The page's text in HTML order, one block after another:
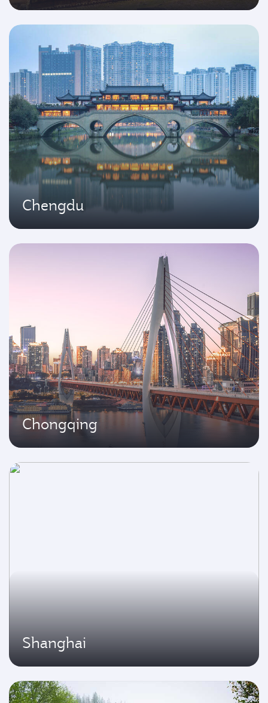
Chengdu
Chongqing
Shanghai